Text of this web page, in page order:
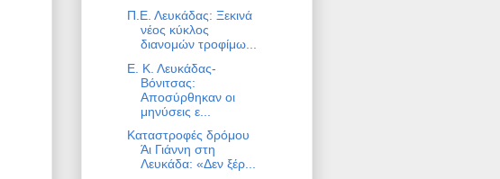
Π.Ε. Λευκάδας: Ξεκινά
νέος κύκλος
διανομών τροφίμω...
Ε. Κ. Λευκάδας-
Βόνιτσας:
Aποσύρθηκαν οι
μηνύσεις ε...
Καταστροφές δρόμου
Άι Γιάννη στη
Λευκάδα: «Δεν ξέρ...